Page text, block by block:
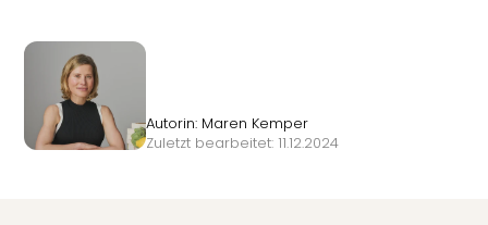
Autorin: Maren Kemper
Zuletzt bearbeitet: 11.12.2024